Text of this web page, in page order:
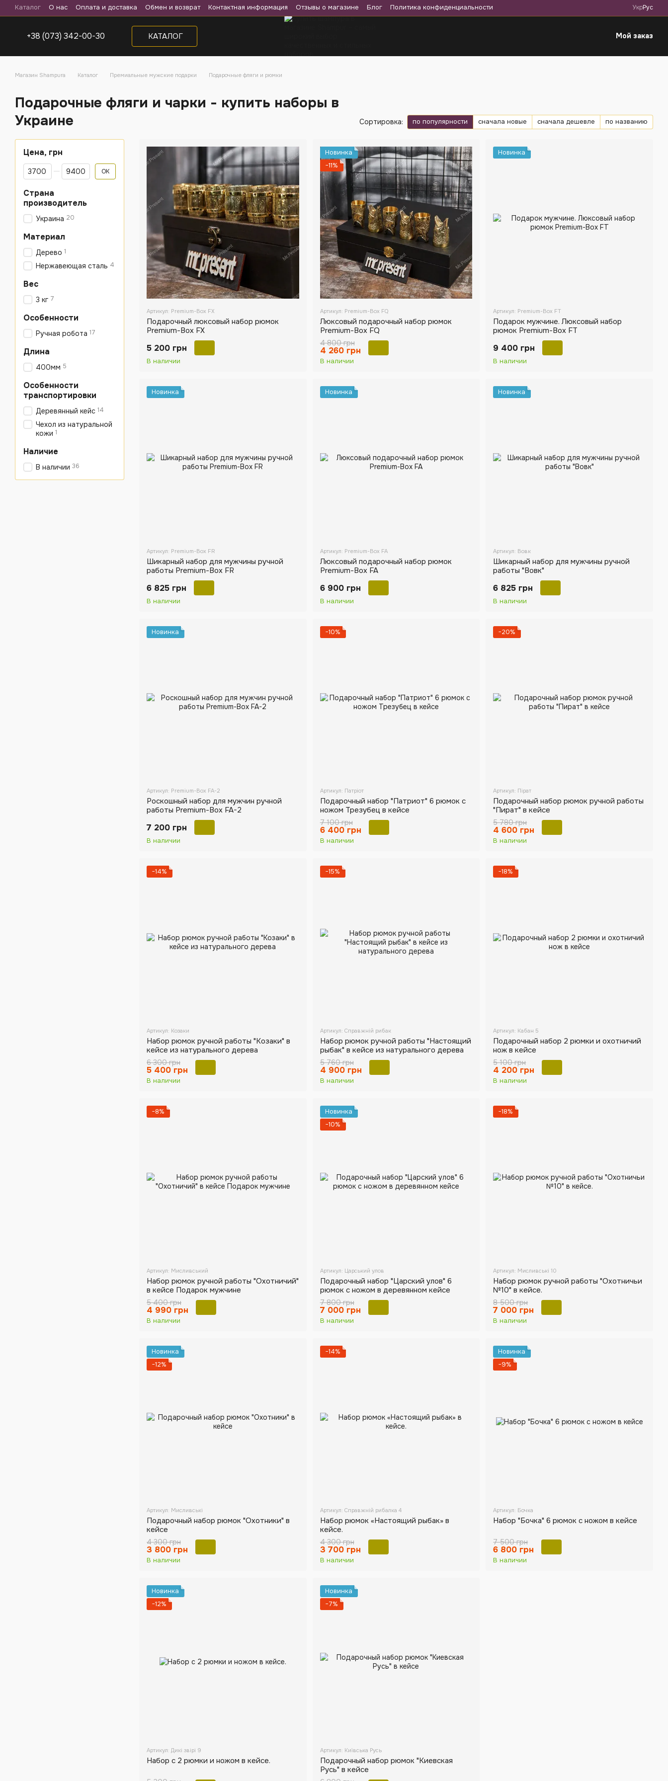
Перейти к основному контенту
Каталог О нас Оплата и доставка Обмен и возврат Контактная информация Отзывы о магазине Блог Политика конфиденциальности УкрРус
+38 (073) 342-00-30 КАТАЛОГ Мой заказ
Магазин Shampura Каталог Премиальные мужские подарки Подарочные фляги и рюмки
Подарочные фляги и чарки - купить наборы в
Украине
Сортировка: по популярности сначала новые сначала дешевле по названию
Артикул: Premium-Box FХ
Подарочный люксовый набор рюмок
Premium-Box FХ
5 200 грн
В наличии
Новинка
−11%
Артикул: Premium-Box FQ
Люксовый подарочный набор рюмок
Premium-Box FQ
4 800 грн
4 260 грн
В наличии
Новинка
Артикул: Premium-Box FT
Подарок мужчине. Люксовый набор
рюмок Premium-Box FT
9 400 грн
В наличии
Новинка
Артикул: Premium-Box FR
Шикарный набор для мужчины ручной
работы Premium-Box FR
6 825 грн
В наличии
Новинка
Артикул: Premium-Box FA
Люксовый подарочный набор рюмок
Premium-Box FA
6 900 грн
В наличии
Новинка
Артикул: Вовк
Шикарный набор для мужчины ручной
работы "Вовк"
6 825 грн
В наличии
Новинка
Артикул: Premium-Box FA-2
Роскошный набор для мужчин ручной
работы Premium-Box FA-2
7 200 грн
В наличии
−10%
Артикул: Патріот
Подарочный набор "Патриот" 6 рюмок с
ножом Трезубец в кейсе
7 100 грн
6 400 грн
В наличии
−20%
Артикул: Пірат
Подарочный набор рюмок ручной работы
"Пират" в кейсе
5 780 грн
4 600 грн
В наличии
−14%
Артикул: Козаки
Набор рюмок ручной работы "Козаки" в
кейсе из натурального дерева
6 300 грн
5 400 грн
В наличии
−15%
Артикул: Справжній рибак
Набор рюмок ручной работы "Настоящий
рыбак" в кейсе из натурального дерева
5 760 грн
4 900 грн
В наличии
−18%
Артикул: Кабан 5
Подарочный набор 2 рюмки и охотничий
нож в кейсе
5 100 грн
4 200 грн
В наличии
−8%
Артикул: Мисливський
Набор рюмок ручной работы "Охотничий"
в кейсе Подарок мужчине
5 400 грн
4 990 грн
В наличии
Новинка
−10%
Артикул: Царський улов
Подарочный набор "Царский улов" 6
рюмок с ножом в деревянном кейсе
7 800 грн
7 000 грн
В наличии
−18%
Артикул: Мисливські 10
Набор рюмок ручной работы "Охотничьи
№10" в кейсе.
8 500 грн
7 000 грн
В наличии
Новинка
−12%
Артикул: Мисливські
Подарочный набор рюмок "Охотники" в
кейсе
4 300 грн
3 800 грн
В наличии
−14%
Артикул: Справжній рибалка 4
Набор рюмок «Настоящий рыбак» в
кейсе.
4 300 грн
3 700 грн
В наличии
Новинка
−9%
Артикул: Бочка
Набор "Бочка" 6 рюмок с ножом в кейсе
7 500 грн
6 800 грн
В наличии
Новинка
−12%
Артикул: Дикі звірі 9
Набор с 2 рюмки и ножом в кейсе.
Новинка
−7%
Артикул: Київська Русь
Подарочный набор рюмок "Киевская
Русь" в кейсе
Цена, грн
От Цена, грн
До Цена, грн OK
Страна
производитель
Украина 20
Материал
Дерево 1
Нержавеющая сталь 4
Вес
3 кг 7
Особенности
Ручная робота 17
Длина
400мм 5
Особенности
транспортировки
Деревянный кейс 14
Чехол из натуральной
кожи 1
Наличие
В наличии 36